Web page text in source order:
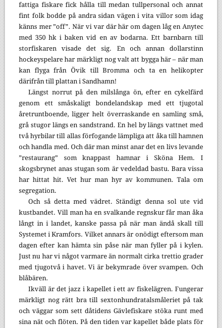
fattiga fiskare fick hålla till medan tullpersonal och annat
fint folk bodde på andra sidan vägen i vita villor som idag
känns mer ”off”. När vi var där här om dagen låg en Anytec
med 350 hk i baken vid en av bodarna. Ett barnbarn till
storfiskaren visade det sig. En och annan dollarstinn
hockeyspelare har märkligt nog valt att bygga här – när man
kan flyga från Övik till Bromma och ta en helikopter
därifrån till plattan i Sandhamn!
Längst norrut på den milslånga ön, efter en cykelfärd
genom ett småskaligt bondelandskap med ett tjugotal
åretruntboende, ligger helt överraskande en samling små,
grå stugor längs en sandstrand. En hel by längs vattnet med
två hyrbilar till allas förfogande lämpliga att åka till hamnen
och handla med. Och där man minst anar det en livs levande
”restaurang” som knappast hamnar i Sköna Hem. I
skogsbrynet anas stugan som är vedeldad bastu. Bara vissa
har hittat hit. Vet hur man hyr av kommunen. Tala om
segregation.
Och så detta med vädret. Ständigt denna sol ute vid
kustbandet. Vill man ha en svalkande regnskur får man åka
långt in i landet, kanske passa på när man ändå skall till
Systemet i Kramfors. Vilket annars är onödigt eftersom man
dagen efter kan hämta sin påse när man fyller på i kylen.
Just nu har vi något varmare än normalt cirka trettio grader
med tjugotvå i havet. Vi är bekymrade över svampen. Och
blåbären.
Ikväll är det jazz i kapellet i ett av fiskelägren. Fungerar
märkligt nog rätt bra till sextonhundratalsmåleriet på tak
och väggar som sett dåtidens Gävlefiskare stöka runt med
sina nät och flöten. På den tiden var kapellet både plats för